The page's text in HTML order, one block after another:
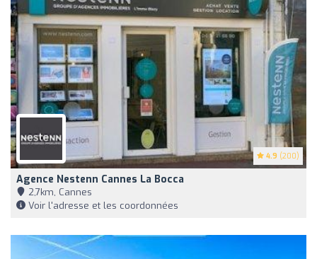
4.9 (200)
Agence Nestenn Cannes La Bocca
2,7km, Cannes
Voir l'adresse et les coordonnées